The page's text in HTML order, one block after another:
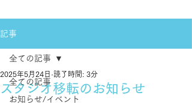
記事
全ての記事
お知らせ/イベント
全ての記事
スタジオ移転のお知らせ
2025年5月24日 読了時間: 3分